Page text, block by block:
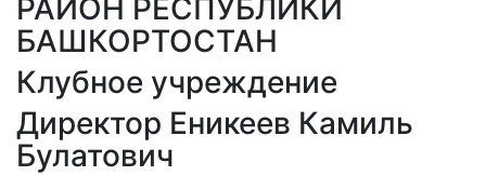
РАЙОН РЕСПУБЛИКИ
БАШКОРТОСТАН
Клубное учреждение
Директор Еникеев Камиль
Булатович